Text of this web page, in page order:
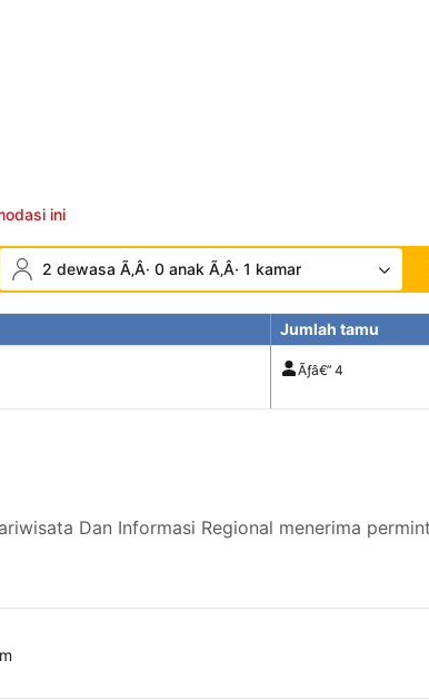
ini
2 dewasa Ã‚Â· 0 anak Ã‚Â· 1 kamar
Jumlah tamu
Ãƒâ€” 4
Dan Informasi Regional menerima